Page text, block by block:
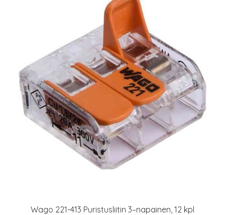
Wago 221-413 Puristusliitin 3–napainen, 12 kpl